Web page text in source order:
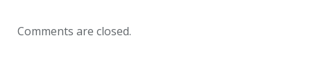
Comments are closed.